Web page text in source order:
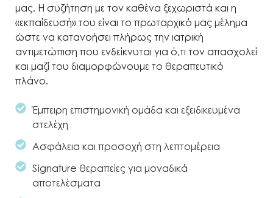
μας. Η συζήτηση με τον καθένα ξεχωριστά και η
«εκπαίδευσή» του είναι το πρωταρχικό μας μέλημα
ώστε να κατανοήσει πλήρως την ιατρική
αντιμετώπιση που ενδείκνυται για ό,τι τον απασχολεί
και μαζί του διαμορφώνουμε το θεραπευτικό
πλάνο.
Έμπειρη επιστημονική ομάδα και εξειδικευμένα
στελέχη
Ασφάλεια και προσοχή στη λεπτομέρεια
Signature θεραπείες για μοναδικά
αποτελέσματα